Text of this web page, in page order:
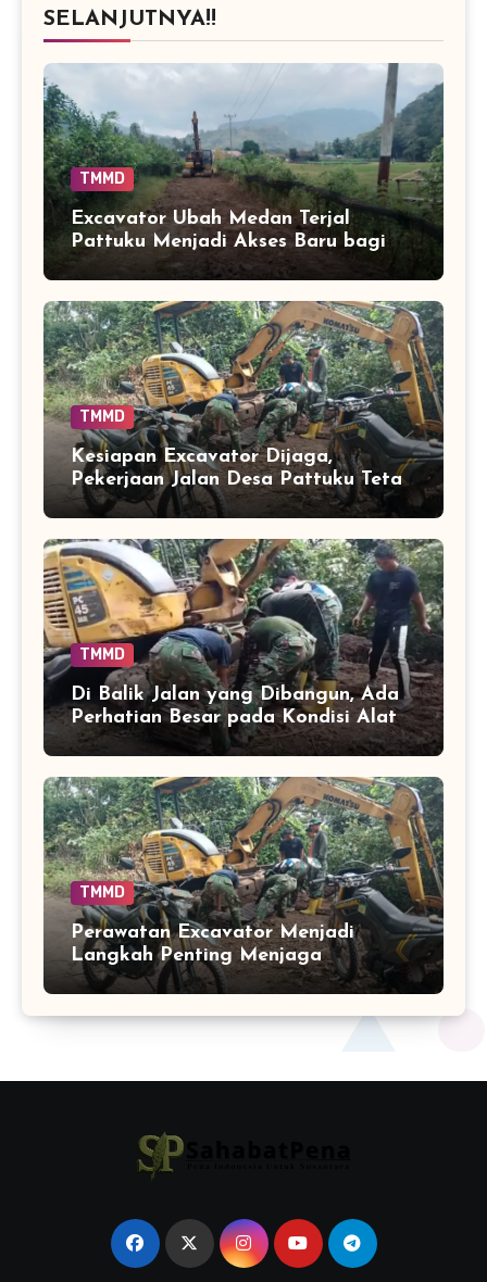
SELANJUTNYA!!
TMMD
Excavator Ubah Medan Terjal
Pattuku Menjadi Akses Baru bagi
TMMD
Kesiapan Excavator Dijaga,
Pekerjaan Jalan Desa Pattuku Tetap
Berjalan Optimal
TMMD
Di Balik Jalan yang Dibangun, Ada
Perhatian Besar pada Kondisi Alat
Berat
TMMD
Perawatan Excavator Menjadi
Langkah Penting Menjaga
Kelancaran Peningkatan Jalan